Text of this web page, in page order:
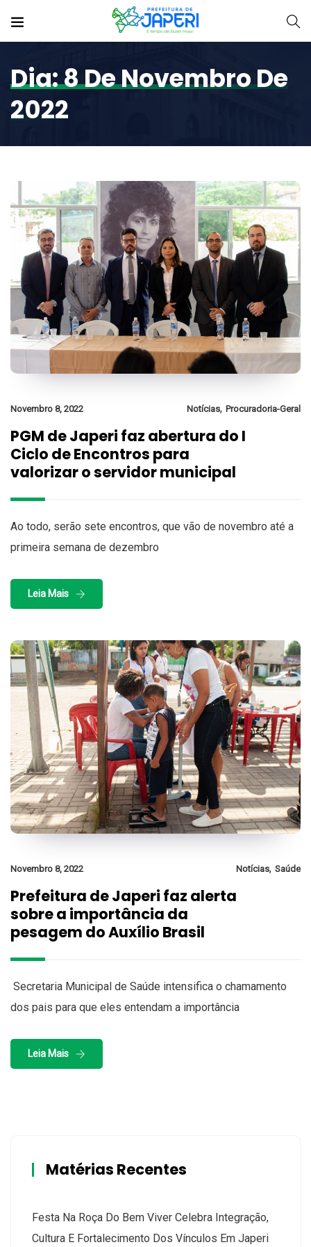
Dia:8 De Novembro De
2022
Novembro 8, 2022 Notícias, Procuradoria-Geral
PGM de Japeri faz abertura do I
Ciclo de Encontros para
valorizar o servidor municipal
Ao todo, serão sete encontros, que vão de novembro até a
primeira semana de dezembro
Leia Mais
Novembro 8, 2022 Notícias, Saúde
Prefeitura de Japeri faz alerta
sobre a importância da
pesagem do Auxílio Brasil
Secretaria Municipal de Saúde intensifica o chamamento
dos pais para que eles entendam a importância
Leia Mais
Matérias Recentes
Festa Na Roça Do Bem Viver Celebra Integração,
Cultura E Fortalecimento Dos Vínculos Em Japeri